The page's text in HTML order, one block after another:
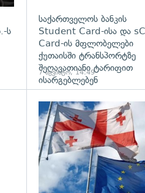
ს
საქართველოს ბანკის
Student Card-ისა და
Card-ის მფლობელები
ქუთაისში ტრანსპორტზე
შეღავათიანი ტარიფით
ისარგებლებენ
7 აგვისტო, 14:49